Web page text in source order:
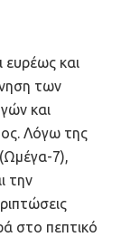
ευρέως και
των
και
Λόγω της
7),
την
στο πεπτικό